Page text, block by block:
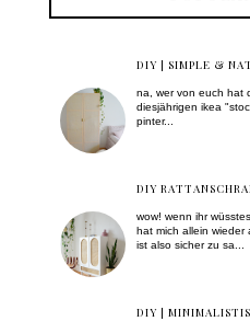
DIY | SIMPLE &
na, wer von euch hat
diesjährigen ikea
pinter...
DIY
wow! wenn ihr
hat mich allein wieder
ist also sicher zu sa...
DIY |